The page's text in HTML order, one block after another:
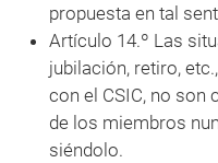
propuesta en tal
Artículo 14.º Las
jubilación, retiro,
con el CSIC, no son
de los miembros
siéndolo.